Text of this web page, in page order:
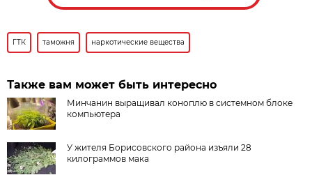
ГТК таможня наркотические вещества
Также вам может быть интересно
Минчанин выращивал коноплю в системном блоке
компьютера
У жителя Борисовского района изъяли 28
килограммов мака